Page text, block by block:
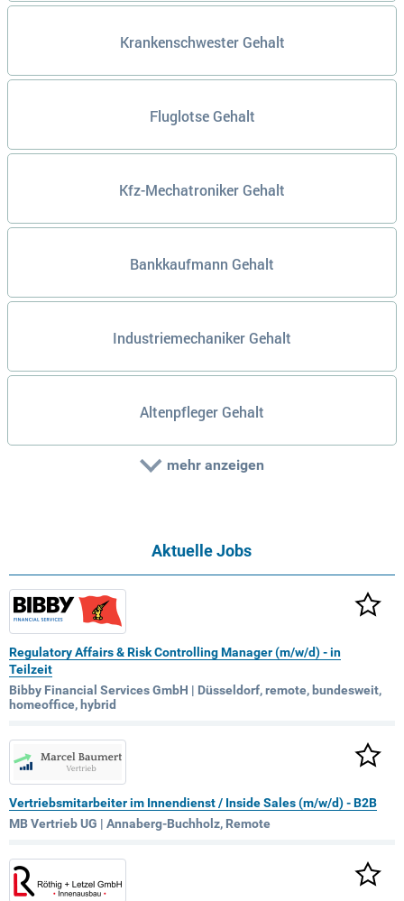
Krankenschwester Gehalt
Fluglotse Gehalt
Kfz-Mechatroniker Gehalt
Bankkaufmann Gehalt
Industriemechaniker Gehalt
Altenpfleger Gehalt
mehr anzeigen
Aktuelle Jobs
Regulatory Affairs & Risk Controlling Manager (m/w/d) - in
Teilzeit
Bibby Financial Services GmbH | Düsseldorf, remote, bundesweit,
homeoffice, hybrid
Vertriebsmitarbeiter im Innendienst / Inside Sales (m/w/d) - B2B
MB Vertrieb UG | Annaberg-Buchholz, Remote